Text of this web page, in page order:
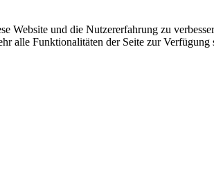
Website und die Nutzererfahrung zu
alle Funktionalitäten der Seite zur Verfügung